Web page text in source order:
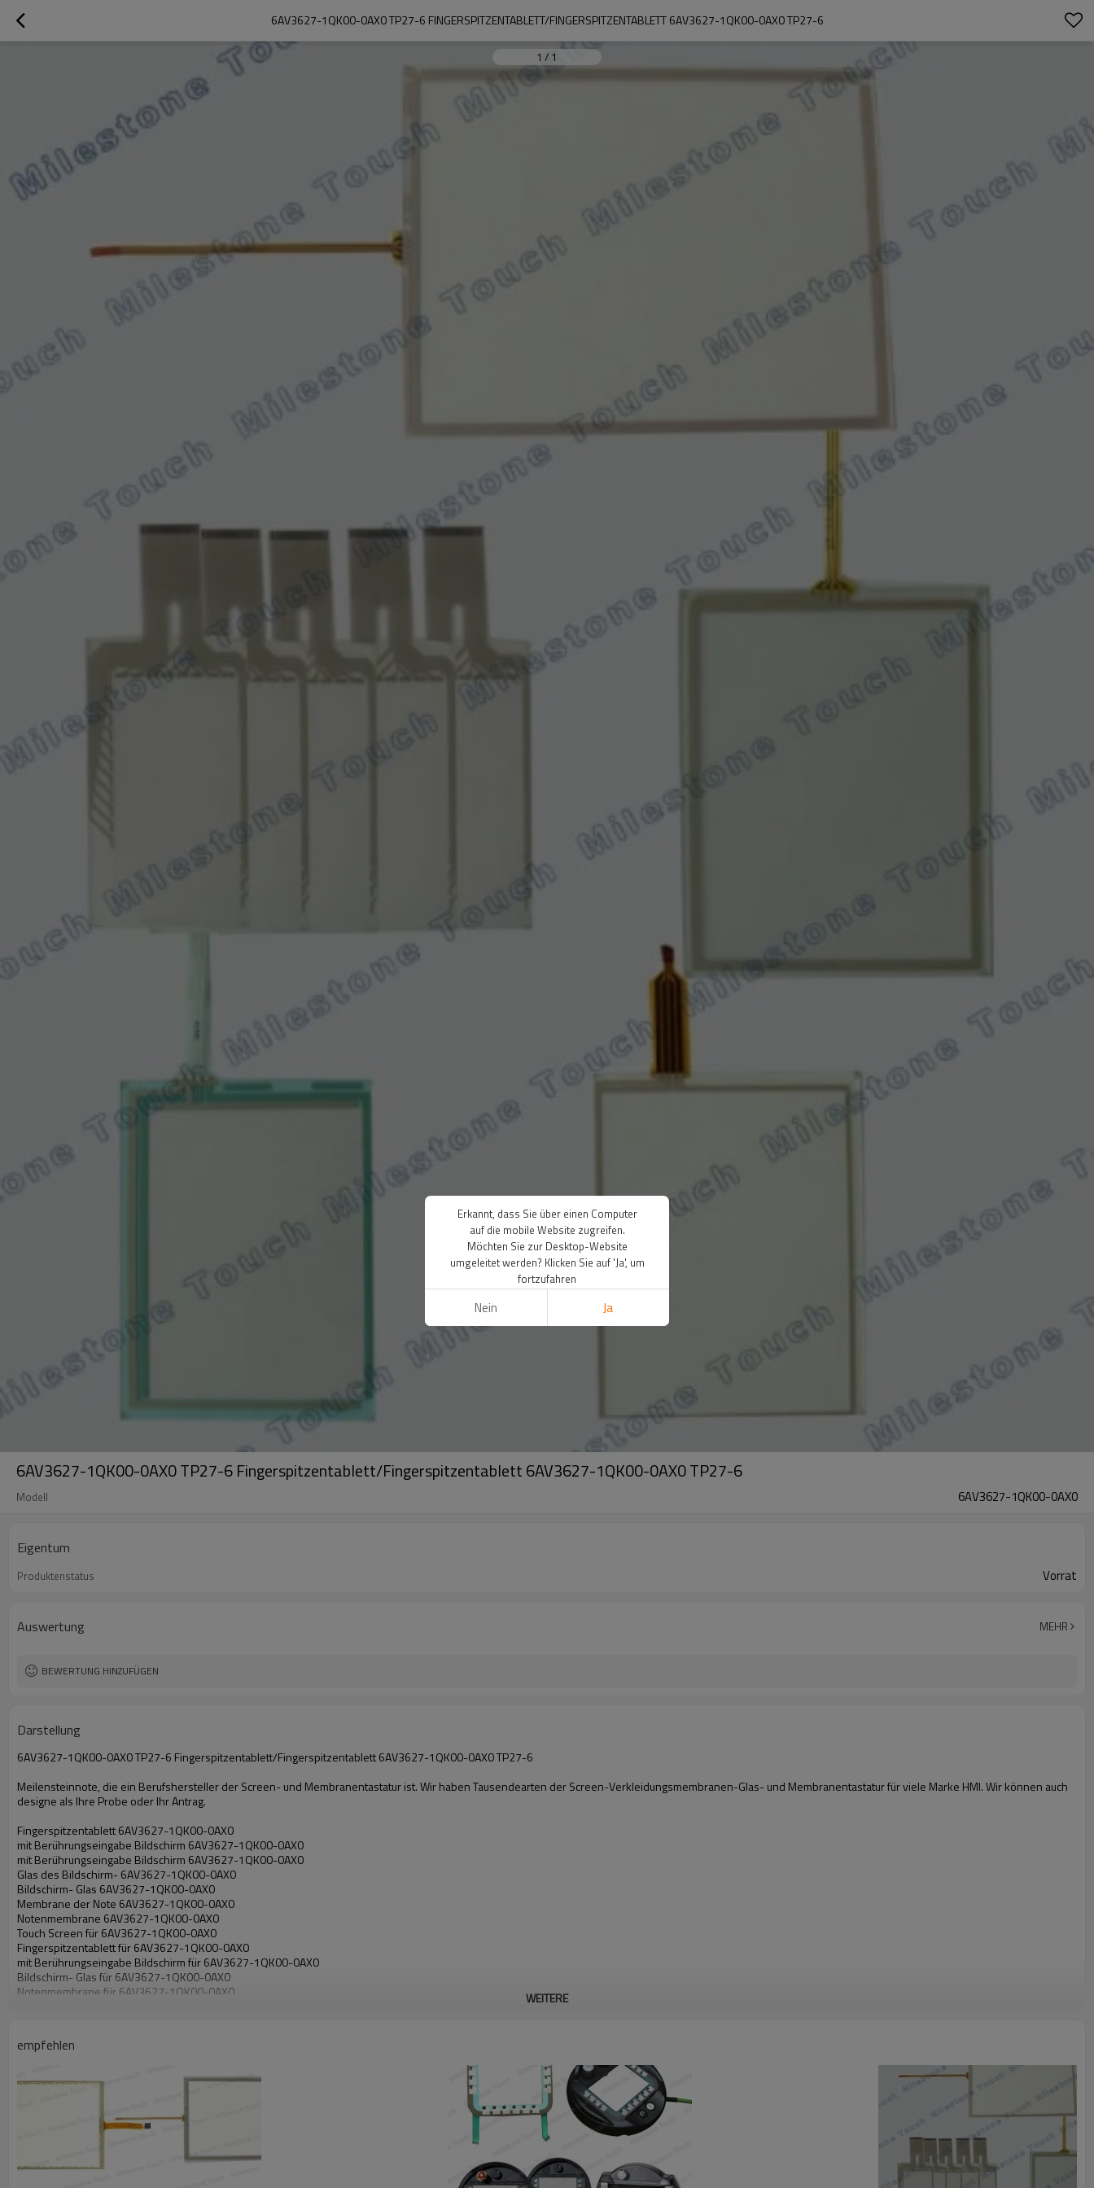
6AV3627-1QK00-0AX0 TP27-6 FINGERSPITZENTABLETT/FINGERSPITZENTABLETT 6AV3627-1QK00-0AX0 TP27-6
1 / 1
6AV3627-1QK00-0AX0 TP27-6 Fingerspitzentablett/Fingerspitzentablett 6AV3627-1QK00-0AX0 TP27-6
Modell 6AV3627-1QK00-0AX0
Eigentum
Produktenstatus Vorrat
Auswertung MEHR
BEWERTUNG HINZUFÜGEN
Darstellung
6AV3627-1QK00-0AX0 TP27-6 Fingerspitzentablett/Fingerspitzentablett 6AV3627-1QK00-0AX0 TP27-6
Meilensteinnote, die ein Berufshersteller der Screen- und Membranentastatur ist. Wir haben Tausendearten der Screen-Verkleidungsmembranen-Glas- und Membranentastatur für viele Marke HMI. Wir können auch
designe als Ihre Probe oder Ihr Antrag.
Fingerspitzentablett 6AV3627-1QK00-0AX0
mit Berührungseingabe Bildschirm 6AV3627-1QK00-0AX0
mit Berührungseingabe Bildschirm 6AV3627-1QK00-0AX0
Glas des Bildschirm- 6AV3627-1QK00-0AX0
Bildschirm- Glas 6AV3627-1QK00-0AX0
Membrane der Note 6AV3627-1QK00-0AX0
Notenmembrane 6AV3627-1QK00-0AX0
Touch Screen für 6AV3627-1QK00-0AX0
Fingerspitzentablett für 6AV3627-1QK00-0AX0
mit Berührungseingabe Bildschirm für 6AV3627-1QK00-0AX0
Bildschirm- Glas für 6AV3627-1QK00-0AX0
Notenmembrane für 6AV3627-1QK00-0AX0
WEITERE
empfehlen
Erkannt, dass Sie über einen Computer
auf die mobile Website zugreifen.
Möchten Sie zur Desktop-Website
umgeleitet werden? Klicken Sie auf 'Ja', um
fortzufahren
Nein Ja